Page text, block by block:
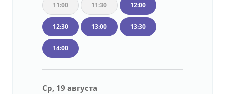
11:00 11:30 12:00
12:30 13:00 13:30
14:00
Ср, 19 августа